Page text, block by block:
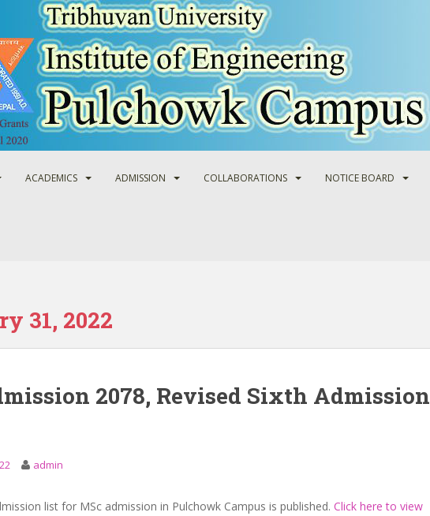
ACADEMICS ADMISSION COLLABORATIONS NOTICE BOARD
31, 2022
2078, Revised Sixth Admission
admin
list for MSc admission in Pulchowk Campus is published. Click here to view